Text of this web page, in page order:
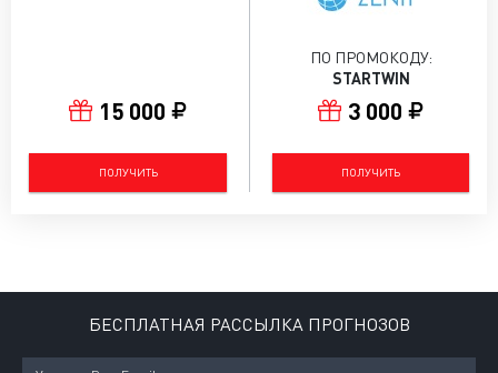
15 000
ПОЛУЧИТЬ
ПО ПРОМОКОДУ:
STARTWIN
3 000
ПОЛУЧИТЬ
БЕСПЛАТНАЯ РАССЫЛКА ПРОГНОЗОВ